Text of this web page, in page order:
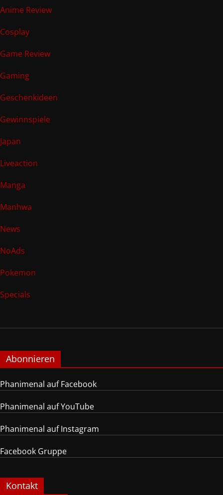
Anime Review
Cosplay
Game Review
Gaming
Geschenkideen
Gewinnspiele
Japan
Liveaction
Manga
Manhwa
News
NoAds
Pokemon
Specials
Abonnieren
Phanimenal auf Facebook
Phanimenal auf YouTube
Phanimenal auf Instagram
Facebook Gruppe
Kontakt